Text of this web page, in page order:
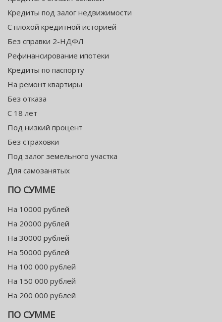
Кредиты под залог недвижимости
С плохой кредитной историей
Без справки 2-НДФЛ
Рефинансирование ипотеки
Кредиты по паспорту
На ремонт квартиры
Без отказа
С 18 лет
Под низкий процент
Без страховки
Под залог земельного участка
Для самозанятых
ПО СУММЕ
На 10000 рублей
На 20000 рублей
На 30000 рублей
На 50000 рублей
На 100 000 рублей
На 150 000 рублей
На 200 000 рублей
ПО СУММЕ